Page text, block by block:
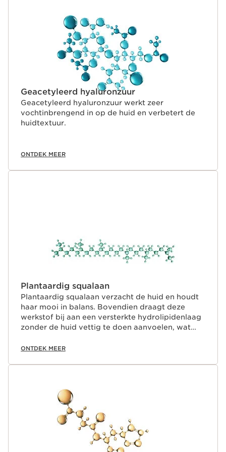
Geacetyleerd hyaluronzuur
Geacetyleerd hyaluronzuur werkt zeer
vochtinbrengend in op de huid en verbetert de
huidtextuur.
ONTDEK MEER
Plantaardig squalaan
Plantaardig squalaan verzacht de huid en houdt
haar mooi in balans. Bovendien draagt deze
werkstof bij aan een versterkte hydrolipidenlaag
zonder de huid vettig te doen aanvoelen, wat
ONTDEK MEER